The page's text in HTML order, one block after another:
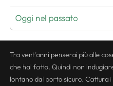
Oggi nel passato
Tra vent'anni penserai più alle
che hai fatto. Quindi non
lontano dal porto sicuro. Cattura